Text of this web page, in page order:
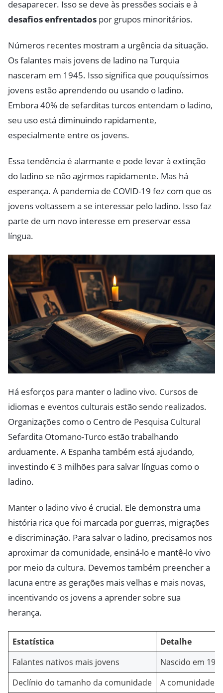
desaparecer. Isso se deve às pressões sociais e à
desafios enfrentados por grupos minoritários.
Números recentes mostram a urgência da situação.
Os falantes mais jovens de ladino na Turquia
nasceram em 1945. Isso significa que pouquíssimos
jovens estão aprendendo ou usando o ladino.
Embora 40% de sefarditas turcos entendam o ladino,
seu uso está diminuindo rapidamente,
especialmente entre os jovens.
Essa tendência é alarmante e pode levar à extinção
do ladino se não agirmos rapidamente. Mas há
esperança. A pandemia de COVID-19 fez com que os
jovens voltassem a se interessar pelo ladino. Isso faz
parte de um novo interesse em preservar essa
língua.
Há esforços para manter o ladino vivo. Cursos de
idiomas e eventos culturais estão sendo realizados.
Organizações como o Centro de Pesquisa Cultural
Sefardita Otomano-Turco estão trabalhando
arduamente. A Espanha também está ajudando,
investindo € 3 milhões para salvar línguas como o
ladino.
Manter o ladino vivo é crucial. Ele demonstra uma
história rica que foi marcada por guerras, migrações
e discriminação. Para salvar o ladino, precisamos nos
aproximar da comunidade, ensiná-lo e mantê-lo vivo
por meio da cultura. Devemos também preencher a
lacuna entre as gerações mais velhas e mais novas,
incentivando os jovens a aprender sobre sua
herança.
Estatística
Detalhe
Falantes nativos mais jovens
Nascido em
Declínio do tamanho da comunidade
A comunidade